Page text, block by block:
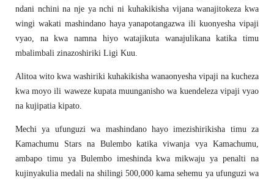
ndani nchini na nje ya nchi ni kuhakikisha vijana wanajitokeza kwa
wingi wakati mashindano haya yanapotangazwa ili kuonyesha vipaji
vyao, na kwa namna hiyo watajikuta wanajulikana katika timu
mbalimbali zinazoshiriki Ligi Kuu.
Alitoa wito kwa washiriki kuhakikisha wanaonyesha vipaji na kucheza
kwa moyo ili waweze kupata muunganisho wa kuendeleza vipaji vyao
na kujipatia kipato.
Mechi ya ufunguzi wa mashindano hayo imezishirikisha timu za
Kamachumu Stars na Bulembo katika viwanja vya Kamachumu,
ambapo timu ya Bulembo imeshinda kwa mikwaju ya penalti na
kujinyakulia medali na shilingi 500,000 kama sehemu ya ufunguzi wa